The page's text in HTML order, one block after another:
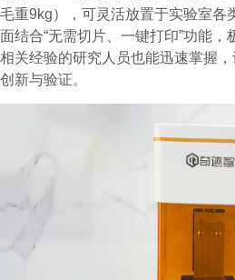
毛重9kg），可灵活放置于实验室各
面结合“无需切片、一键打印”功能
相关经验的研究人员也能迅速掌握
创新与验证。